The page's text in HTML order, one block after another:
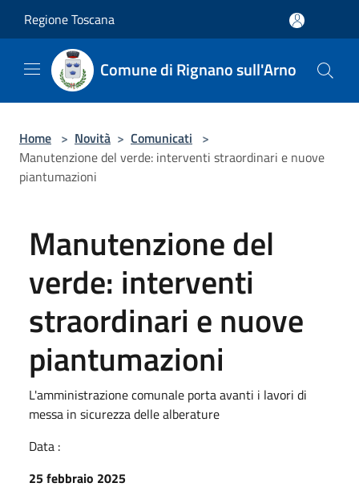
Regione Toscana
Comune di Rignano sull'Arno
Home > Novità > Comunicati >
Manutenzione del verde: interventi straordinari e nuove
piantumazioni
Manutenzione del
verde: interventi
straordinari e nuove
piantumazioni
L'amministrazione comunale porta avanti i lavori di
messa in sicurezza delle alberature
Data :
25 febbraio 2025